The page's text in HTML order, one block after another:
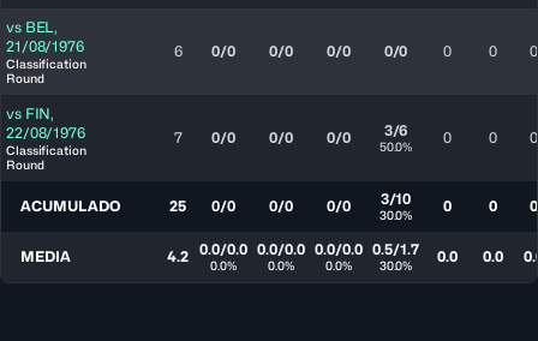
vs BEL,
21/08/1976
Classification
Round
6 0/0 0/0 0/0 0/0 0 0 0
vs FIN,
22/08/1976
Classification
Round
7 0/0 0/0 0/0 3/6
50.0% 0 0 0
ACUMULADO 25 0/0 0/0 0/0 3/10
30.0% 0 0 0
MEDIA 4.2 0.0/0.0
0.0%
0.0/0.0
0.0%
0.0/0.0
0.0%
0.5/1.7
30.0% 0.0 0.0